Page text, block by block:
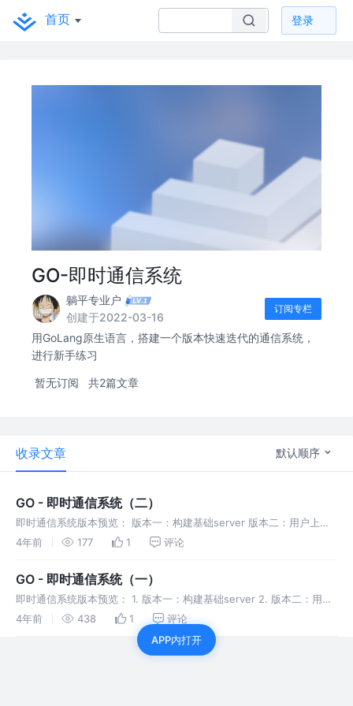
首页 登录
GO-即时通信系统
躺平专业户
创建于2022-03-16
订阅专栏
用GoLang原生语言，搭建一个版本快速迭代的通信系统，
进行新手练习
暂无订阅 共2篇文章
收录文章 默认顺序
GO - 即时通信系统（二）
即时通信系统版本预览： 版本一：构建基础server 版本二：用户上线
功能 版本三：用户消息广播机制 版本四：用户业务层封装 版本五：在
4年前 177 1 评论
GO - 即时通信系统（一）
即时通信系统版本预览： 1. 版本一：构建基础server 2. 版本二：用户
上线功能 3. 版本三：用户消息广播机制 4. 版本四：用户业务层封装 5.
版本五：在线用户查询 6. 版本六：修改
4年前 438 1
评论
APP内打开